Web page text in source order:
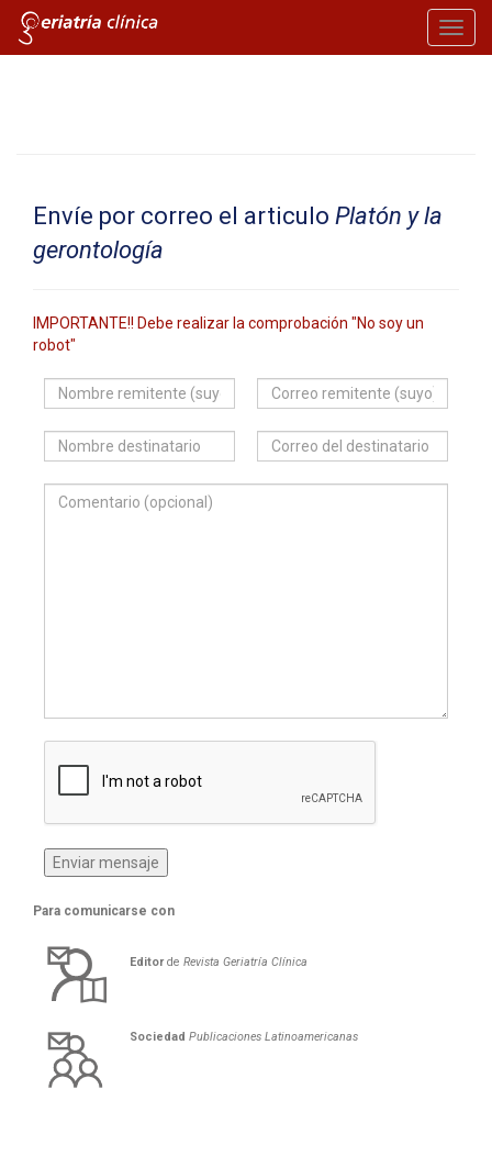
Envíe por correo el articulo Platón y la
gerontología
IMPORTANTE!! Debe realizar la comprobación "No soy un
robot"
Para comunicarse con
Editorde Revista Geriatría Clí­nica
Sociedad Publicaciones Latinoamericanas